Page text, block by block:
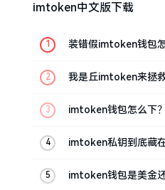
imtoken中文版下载
装错假imtoken钱包
我是丘imtoken来拯
imtoken钱包怎么下
imtoken私钥到底藏
imtoken钱包是美金